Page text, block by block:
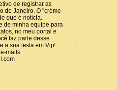
de registrar as
de Janeiro. O "crème
que é notícia.
de minha equipe para
no meu portal e
faz parte desse
a sua festa em Vip!
mails: